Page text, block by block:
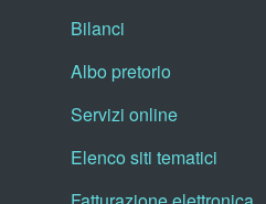
Bilanci
Albo pretorio
Servizi online
Elenco siti tematici